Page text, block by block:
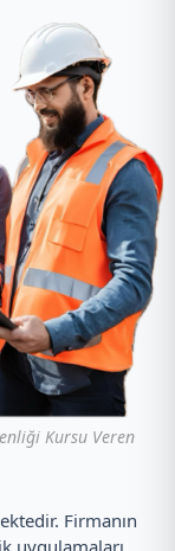
Kursu Veren
Firmanın